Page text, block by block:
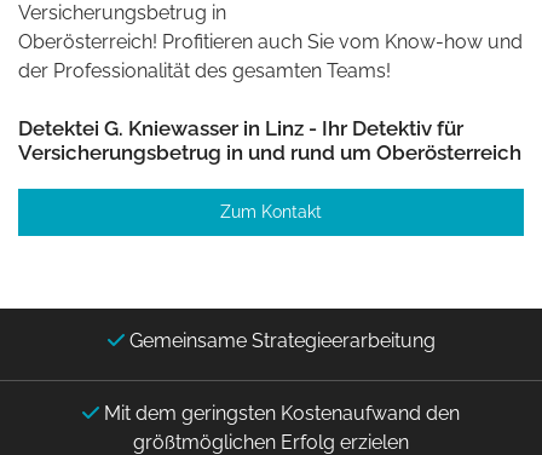
Versicherungsbetrug in
Oberösterreich! Profitieren auch Sie vom Know-how und
der Professionalität des gesamten Teams!
Detektei G. Kniewasser in Linz - Ihr Detektiv für
Versicherungsbetrug in und rund um Oberösterreich
Zum Kontakt
 Gemeinsame Strategieerarbeitung
 Mit dem geringsten Kostenaufwand den
größtmöglichen Erfolg erzielen